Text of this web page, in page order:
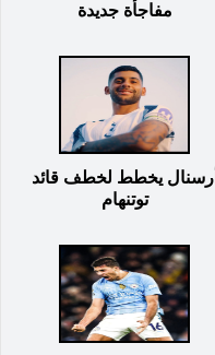
مفاجأة جديدة
أرسنال يخطط لخطف قائد
توتنهام